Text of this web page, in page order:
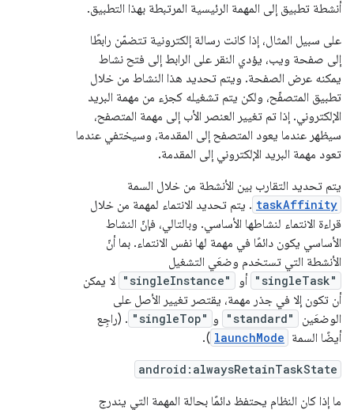
أنشطة تطبيق إلى المهمة الرئيسية المرتبطة بهذا التطبيق.
على سبيل المثال، إذا كانت رسالة إلكترونية تتضمّن رابطًا
إلى صفحة ويب، يؤدي النقر على الرابط إلى فتح نشاط
يمكنه عرض الصفحة. ويتم تحديد هذا النشاط من خلال
تطبيق المتصفّح، ولكن يتم تشغيله كجزء من مهمة البريد
الإلكتروني. إذا تم تغيير العنصر الأب إلى مهمة المتصفح،
سيظهر عندما يعود المتصفح إلى المقدمة، وسيختفي عندما
تعود مهمة البريد الإلكتروني إلى المقدمة.
يتم تحديد التقارب بين الأنشطة من خلال السمة
taskAffinity . يتم تحديد الانتماء لمهمة من خلال
قراءة الانتماء لنشاطها الأساسي. وبالتالي، فإنّ النشاط
الأساسي يكون دائمًا في مهمة لها نفس الانتماء. بما أنّ
الأنشطة التي تستخدم وضعَي التشغيل
"singleTask" أو "singleInstance" لا يمكن
أن تكون إلا في جذر مهمة، يقتصر تغيير الأصل على
الوضعَين
"standard" و "singleTop" . (راجِع
أيضًا السمة launchMode
).
android:alwaysRetainTaskState
ما إذا كان النظام يحتفظ دائمًا بحالة المهمة التي يندرج